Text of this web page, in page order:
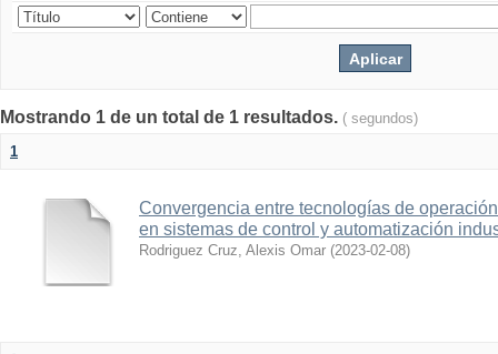
Mostrando 1 de un total de 1 resultados. ( segundos)
1
Convergencia entre tecnologías de
en sistemas de control y automatización
Rodriguez Cruz, Alexis Omar (2023-02-08)